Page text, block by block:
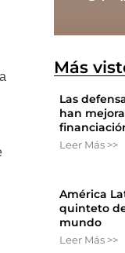
Más
Las
han
Leer Más >>
América
quinteto
mundo
Leer Más >>